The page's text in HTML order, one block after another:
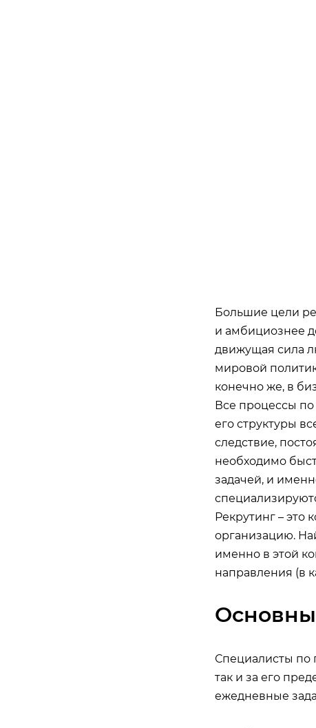
Большие цели
и амбициознее
движущая сила
мировой
конечно же, в
Все процессы
его структуры
следствие,
необходимо
задачей, и
Рекрутинг –
организацию.
именно в этой
направления (в
Специалисты по
так и за его
ежедневные